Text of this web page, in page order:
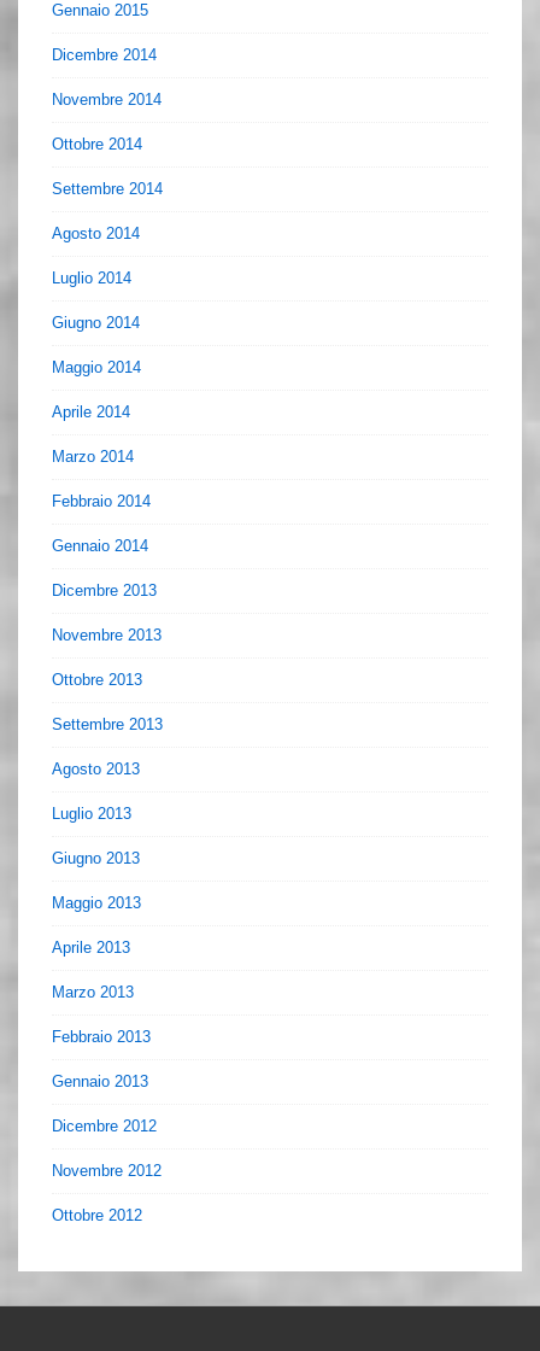
Gennaio 2015
Dicembre 2014
Novembre 2014
Ottobre 2014
Settembre 2014
Agosto 2014
Luglio 2014
Giugno 2014
Maggio 2014
Aprile 2014
Marzo 2014
Febbraio 2014
Gennaio 2014
Dicembre 2013
Novembre 2013
Ottobre 2013
Settembre 2013
Agosto 2013
Luglio 2013
Giugno 2013
Maggio 2013
Aprile 2013
Marzo 2013
Febbraio 2013
Gennaio 2013
Dicembre 2012
Novembre 2012
Ottobre 2012